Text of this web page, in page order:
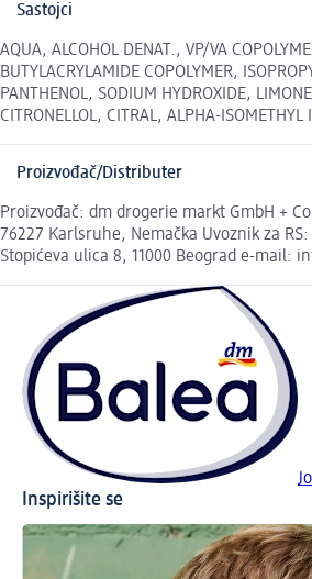
Sastojci
AQUA, ALCOHOL DENAT., VP/VA
BUTYLACRYLAMIDE COPOLYMER,
PANTHENOL, SODIUM HYDROXIDE,
CITRONELLOL, CITRAL, ALPHA-ISOMETHYL
Proizvođač/Distributer
Proizvođač: dm drogerie markt GmbH +
76227 Karlsruhe, Nemačka Uvoznik za
Stopićeva ulica 8, 11000 Beograd e-mail:
Inspirišite se